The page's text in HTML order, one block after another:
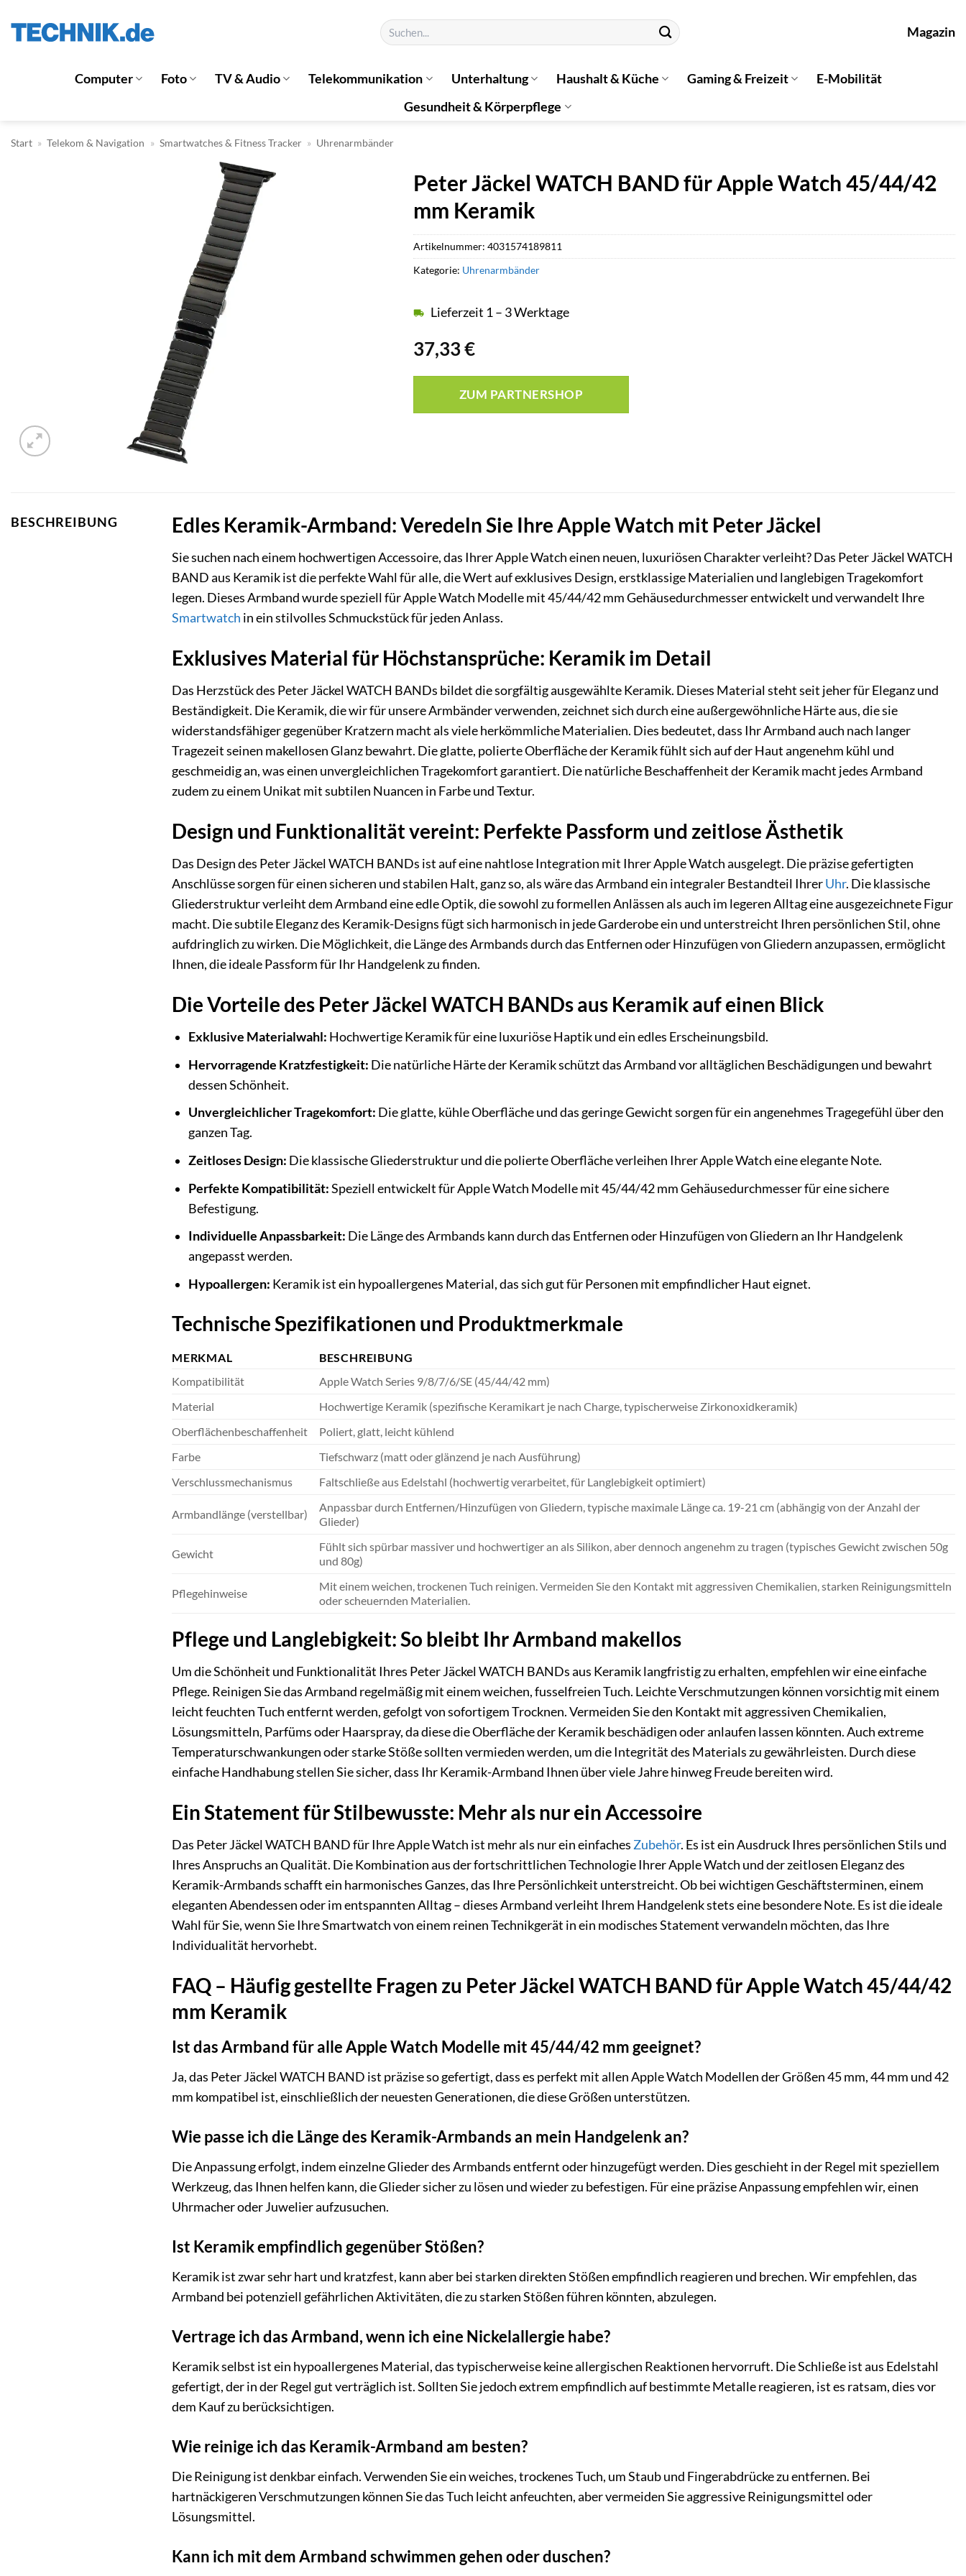
Inhalt
Suchen
nach:
Magazin
Computer Foto TV & Audio Telekommunikation Unterhaltung Haushalt & Küche Gaming & Freizeit
E-Mobilität
Gesundheit & Körperpflege
Start » Telekom & Navigation » Smartwatches & Fitness Tracker » Uhrenarmbänder
Peter Jäckel WATCH BAND für Apple Watch 45/44/42
mm Keramik
37,33€
Lieferzeit 1 – 3 Werktage
ZUM PARTNERSHOP
Artikelnummer: 4031574189811
Kategorie: Uhrenarmbänder
BESCHREIBUNG Edles Keramik-Armband: Veredeln Sie Ihre Apple Watch mit Peter Jäckel
Sie suchen nach einem hochwertigen Accessoire, das Ihrer Apple Watch einen neuen, luxuriösen Charakter verleiht? Das Peter Jäckel WATCH
BAND aus Keramik ist die perfekte Wahl für alle, die Wert auf exklusives Design, erstklassige Materialien und langlebigen Tragekomfort
legen. Dieses Armband wurde speziell für Apple Watch Modelle mit 45/44/42 mm Gehäusedurchmesser entwickelt und verwandelt Ihre
Smartwatch in ein stilvolles Schmuckstück für jeden Anlass.
Exklusives Material für Höchstansprüche: Keramik im Detail
Das Herzstück des Peter Jäckel WATCH BANDs bildet die sorgfältig ausgewählte Keramik. Dieses Material steht seit jeher für Eleganz und
Beständigkeit. Die Keramik, die wir für unsere Armbänder verwenden, zeichnet sich durch eine außergewöhnliche Härte aus, die sie
widerstandsfähiger gegenüber Kratzern macht als viele herkömmliche Materialien. Dies bedeutet, dass Ihr Armband auch nach langer
Tragezeit seinen makellosen Glanz bewahrt. Die glatte, polierte Oberfläche der Keramik fühlt sich auf der Haut angenehm kühl und
geschmeidig an, was einen unvergleichlichen Tragekomfort garantiert. Die natürliche Beschaffenheit der Keramik macht jedes Armband
zudem zu einem Unikat mit subtilen Nuancen in Farbe und Textur.
Design und Funktionalität vereint: Perfekte Passform und zeitlose Ästhetik
Das Design des Peter Jäckel WATCH BANDs ist auf eine nahtlose Integration mit Ihrer Apple Watch ausgelegt. Die präzise gefertigten
Anschlüsse sorgen für einen sicheren und stabilen Halt, ganz so, als wäre das Armband ein integraler Bestandteil IhrerUhr. Die klassische
Gliederstruktur verleiht dem Armband eine edle Optik, die sowohl zu formellen Anlässen als auch im legeren Alltag eine ausgezeichnete Figur
macht. Die subtile Eleganz des Keramik-Designs fügt sich harmonisch in jede Garderobe ein und unterstreicht Ihren persönlichen Stil, ohne
aufdringlich zu wirken. Die Möglichkeit, die Länge des Armbands durch das Entfernen oder Hinzufügen von Gliedern anzupassen, ermöglicht
Ihnen, die ideale Passform für Ihr Handgelenk zu finden.
Die Vorteile des Peter Jäckel WATCH BANDs aus Keramik auf einen Blick
Exklusive Materialwahl: Hochwertige Keramik für eine luxuriöse Haptik und ein edles Erscheinungsbild.
Hervorragende Kratzfestigkeit: Die natürliche Härte der Keramik schützt das Armband vor alltäglichen Beschädigungen und bewahrt
dessen Schönheit.
Unvergleichlicher Tragekomfort: Die glatte, kühle Oberfläche und das geringe Gewicht sorgen für ein angenehmes Tragegefühl über den
ganzen Tag.
Zeitloses Design: Die klassische Gliederstruktur und die polierte Oberfläche verleihen Ihrer Apple Watch eine elegante Note.
Perfekte Kompatibilität:Speziell entwickelt für Apple Watch Modelle mit 45/44/42 mm Gehäusedurchmesser für eine sichere
Befestigung.
Individuelle Anpassbarkeit: Die Länge des Armbands kann durch das Entfernen oder Hinzufügen von Gliedern an Ihr Handgelenk
angepasst werden.
Hypoallergen: Keramik ist ein hypoallergenes Material, das sich gut für Personen mit empfindlicher Haut eignet.
Technische Spezifikationen und Produktmerkmale
MERKMAL
BESCHREIBUNG
Kompatibilität
Apple Watch Series 9/8/7/6/SE (45/44/42 mm)
Material
Hochwertige Keramik (spezifische Keramikart je nach Charge, typischerweise Zirkonoxidkeramik)
Oberflächenbeschaffenheit
Poliert, glatt, leicht kühlend
Farbe
Tiefschwarz (matt oder glänzend je nach Ausführung)
Verschlussmechanismus
Faltschließe aus Edelstahl (hochwertig verarbeitet, für Langlebigkeit optimiert)
Armbandlänge (verstellbar)
Anpassbar durch Entfernen/Hinzufügen von Gliedern, typische maximale Länge ca. 19-21 cm (abhängig von der Anzahl der
Glieder)
Gewicht
Fühlt sich spürbar massiver und hochwertiger an als Silikon, aber dennoch angenehm zu tragen (typisches Gewicht zwischen 50g
und 80g)
Pflegehinweise
Mit einem weichen, trockenen Tuch reinigen. Vermeiden Sie den Kontakt mit aggressiven Chemikalien, starken Reinigungsmitteln
oder scheuernden Materialien.
Pflege und Langlebigkeit: So bleibt Ihr Armband makellos
Um die Schönheit und Funktionalität Ihres Peter Jäckel WATCH BANDs aus Keramik langfristig zu erhalten, empfehlen wir eine einfache
Pflege. Reinigen Sie das Armband regelmäßig mit einem weichen, fusselfreien Tuch. Leichte Verschmutzungen können vorsichtig mit einem
leicht feuchten Tuch entfernt werden, gefolgt von sofortigem Trocknen. Vermeiden Sie den Kontakt mit aggressiven Chemikalien,
Lösungsmitteln, Parfüms oder Haarspray, da diese die Oberfläche der Keramik beschädigen oder anlaufen lassen könnten. Auch extreme
Temperaturschwankungen oder starke Stöße sollten vermieden werden, um die Integrität des Materials zu gewährleisten. Durch diese
einfache Handhabung stellen Sie sicher, dass Ihr Keramik-Armband Ihnen über viele Jahre hinweg Freude bereiten wird.
Ein Statement für Stilbewusste: Mehr als nur ein Accessoire
Das Peter Jäckel WATCH BAND für Ihre Apple Watch ist mehr als nur ein einfaches Zubehör. Es ist ein Ausdruck Ihres persönlichen Stils und
Ihres Anspruchs an Qualität. Die Kombination aus der fortschrittlichen Technologie Ihrer Apple Watch und der zeitlosen Eleganz des
Keramik-Armbands schafft ein harmonisches Ganzes, das Ihre Persönlichkeit unterstreicht. Ob bei wichtigen Geschäftsterminen, einem
eleganten Abendessen oder im entspannten Alltag – dieses Armband verleiht Ihrem Handgelenk stets eine besondere Note. Es ist die ideale
Wahl für Sie, wenn Sie Ihre Smartwatch von einem reinen Technikgerät in ein modisches Statement verwandeln möchten, das Ihre
Individualität hervorhebt.
FAQ – Häufig gestellte Fragen zu Peter Jäckel WATCH BAND für Apple Watch 45/44/42
mm Keramik
Ist das Armband für alle Apple Watch Modelle mit 45/44/42 mm geeignet?
Ja, das Peter Jäckel WATCH BAND ist präzise so gefertigt, dass es perfekt mit allen Apple Watch Modellen der Größen 45 mm, 44 mm und 42
mm kompatibel ist, einschließlich der neuesten Generationen, die diese Größen unterstützen.
Wie passe ich die Länge des Keramik-Armbands an mein Handgelenk an?
Die Anpassung erfolgt, indem einzelne Glieder des Armbands entfernt oder hinzugefügt werden. Dies geschieht in der Regel mit speziellem
Werkzeug, das Ihnen helfen kann, die Glieder sicher zu lösen und wieder zu befestigen. Für eine präzise Anpassung empfehlen wir, einen
Uhrmacher oder Juwelier aufzusuchen.
Ist Keramik empfindlich gegenüber Stößen?
Keramik ist zwar sehr hart und kratzfest, kann aber bei starken direkten Stößen empfindlich reagieren und brechen. Wir empfehlen, das
Armband bei potenziell gefährlichen Aktivitäten, die zu starken Stößen führen könnten, abzulegen.
Vertrage ich das Armband, wenn ich eine Nickelallergie habe?
Keramik selbst ist ein hypoallergenes Material, das typischerweise keine allergischen Reaktionen hervorruft. Die Schließe ist aus Edelstahl
gefertigt, der in der Regel gut verträglich ist. Sollten Sie jedoch extrem empfindlich auf bestimmte Metalle reagieren, ist es ratsam, dies vor
dem Kauf zu berücksichtigen.
Wie reinige ich das Keramik-Armband am besten?
Die Reinigung ist denkbar einfach. Verwenden Sie ein weiches, trockenes Tuch, um Staub und Fingerabdrücke zu entfernen. Bei
hartnäckigeren Verschmutzungen können Sie das Tuch leicht anfeuchten, aber vermeiden Sie aggressive Reinigungsmittel oder
Lösungsmittel.
Kann ich mit dem Armband schwimmen gehen oder duschen?